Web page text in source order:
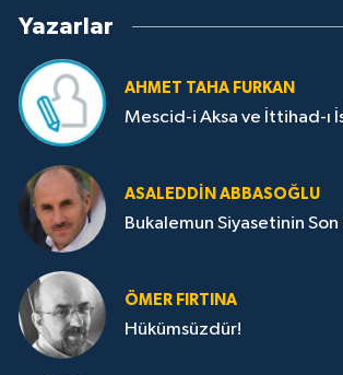
Yazarlar
AHMET TAHA FURKAN
Mescid-i Aksa ve İttihad-ı
ASALEDDIN ABBASOĞLU
Bukalemun Siyasetinin
ÖMER FIRTINA
Hükümsüzdür!